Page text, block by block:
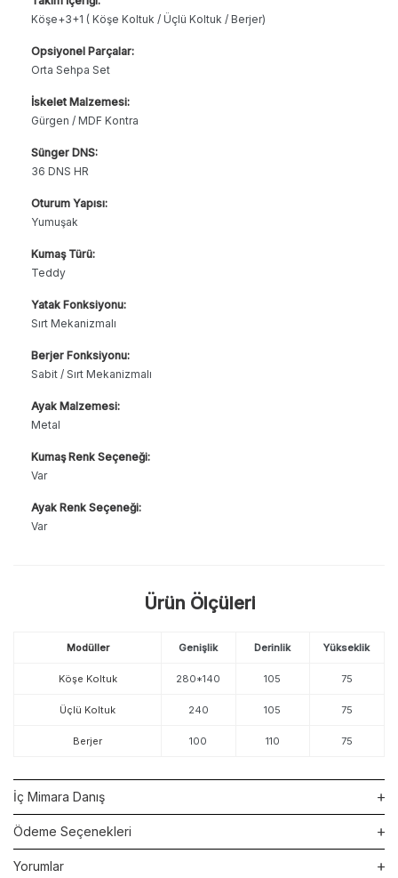
Köşe+3+1 ( Köşe Koltuk / Üçlü Koltuk / Berjer)
Opsiyonel Parçalar:
Orta Sehpa Set
İskelet Malzemesi:
Gürgen / MDF Kontra
Sünger DNS:
36 DNS HR
Oturum Yapısı:
Yumuşak
Kumaş Türü:
Teddy
Yatak Fonksiyonu:
Sırt Mekanizmalı
Berjer Fonksiyonu:
Sabit / Sırt Mekanizmalı
Ayak Malzemesi:
Metal
Kumaş Renk Seçeneği:
Var
Ayak Renk Seçeneği:
Var
Ürün Ölçüleri
Modüller Genişlik Derinlik Yükseklik
Köşe Koltuk 280*140 105 75
Üçlü Koltuk 240 105 75
Berjer 100 110 75
İç Mimara Danış
Ödeme Seçenekleri
Yorumlar